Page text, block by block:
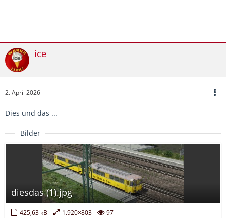
ice
2. April 2026
Dies und das ...
Bilder
diesdas (1).jpg
425,63 kB 1.920×803 97